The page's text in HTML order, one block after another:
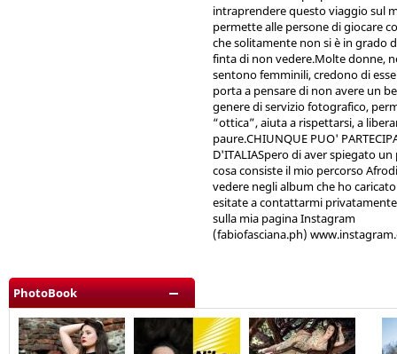
intraprendere questo viaggio sul
permette alle persone di giocare
che solitamente non si è in grado
finta di non vedere.Molte donne,
sentono femminili, credono di
porta a pensare di non avere un
genere di servizio fotografico,
“ottica”, aiuta a rispettarsi, a
paure.CHIUNQUE PUO'
D'ITALIASpero di aver spiegato
cosa consiste il mio percorso
vedere negli album che ho
esitate a contattarmi
sulla mia pagina Instagram
(fabiofasciana.ph)
PhotoBook